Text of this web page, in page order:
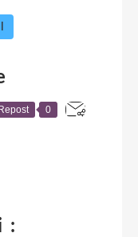
0
: